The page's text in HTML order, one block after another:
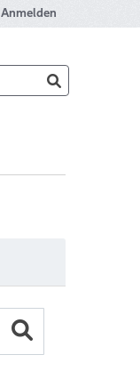
Anmelden